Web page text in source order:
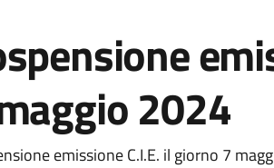
2024
emissione C.I.E. il giorno 7